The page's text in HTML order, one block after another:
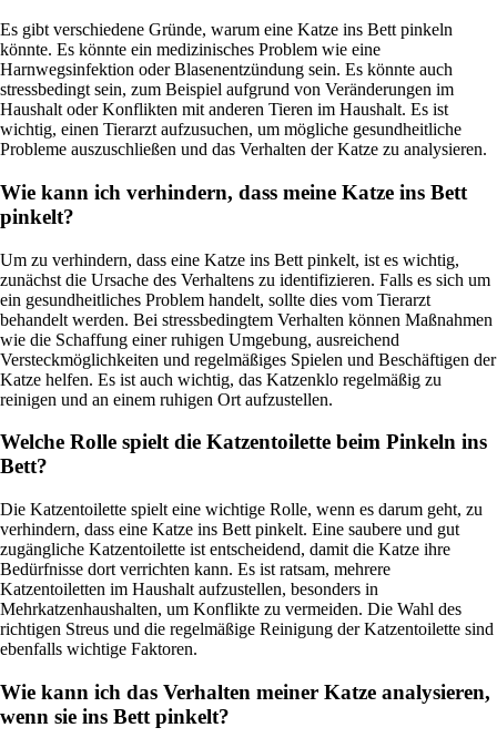
Es gibt verschiedene Gründe, warum eine Katze ins Bett pinkeln
könnte. Es könnte ein medizinisches Problem wie eine
Harnwegsinfektion oder Blasenentzündung sein. Es könnte auch
stressbedingt sein, zum Beispiel aufgrund von Veränderungen im
Haushalt oder Konflikten mit anderen Tieren im Haushalt. Es ist
wichtig, einen Tierarzt aufzusuchen, um mögliche gesundheitliche
Probleme auszuschließen und das Verhalten der Katze zu analysieren.
Wie kann ich verhindern, dass meine Katze ins Bett
pinkelt?
Um zu verhindern, dass eine Katze ins Bett pinkelt, ist es wichtig,
zunächst die Ursache des Verhaltens zu identifizieren. Falls es sich um
ein gesundheitliches Problem handelt, sollte dies vom Tierarzt
behandelt werden. Bei stressbedingtem Verhalten können Maßnahmen
wie die Schaffung einer ruhigen Umgebung, ausreichend
Versteckmöglichkeiten und regelmäßiges Spielen und Beschäftigen der
Katze helfen. Es ist auch wichtig, das Katzenklo regelmäßig zu
reinigen und an einem ruhigen Ort aufzustellen.
Welche Rolle spielt die Katzentoilette beim Pinkeln ins
Bett?
Die Katzentoilette spielt eine wichtige Rolle, wenn es darum geht, zu
verhindern, dass eine Katze ins Bett pinkelt. Eine saubere und gut
zugängliche Katzentoilette ist entscheidend, damit die Katze ihre
Bedürfnisse dort verrichten kann. Es ist ratsam, mehrere
Katzentoiletten im Haushalt aufzustellen, besonders in
Mehrkatzenhaushalten, um Konflikte zu vermeiden. Die Wahl des
richtigen Streus und die regelmäßige Reinigung der Katzentoilette sind
ebenfalls wichtige Faktoren.
Wie kann ich das Verhalten meiner Katze analysieren,
wenn sie ins Bett pinkelt?